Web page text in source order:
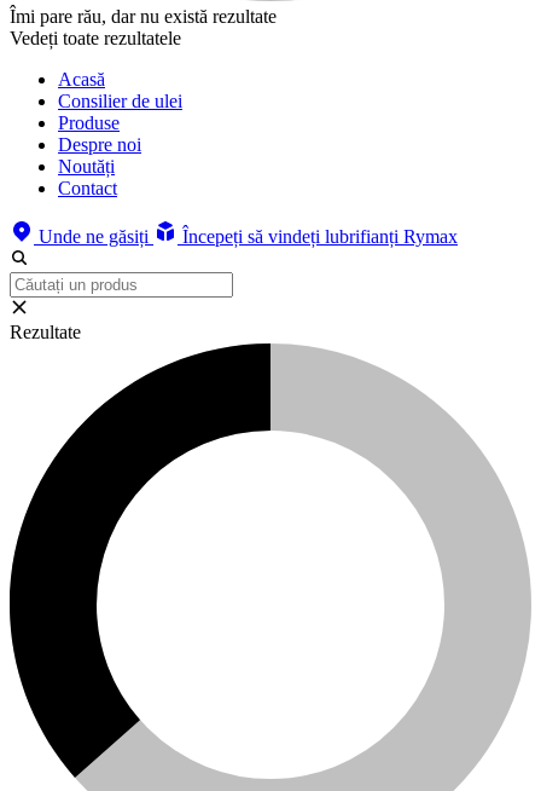
Îmi pare rău, dar nu există rezultate
Vedeți toate rezultatele
Acasă
Consilier de ulei
Produse
Despre noi
Noutăți
Contact
Unde ne găsiți Începeți să vindeți lubrifianți Rymax
Rezultate